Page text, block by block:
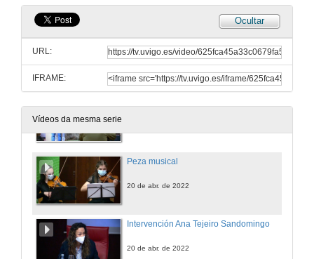
Ocultar
URL:
IFRAME:
Vídeos da mesma serie
20 de abr. de 2022
Foron galardoados seis traballos de investigación, transferencia e divulgación científica
Peza musical
20 de abr. de 2022
Intervención Ana Tejeiro Sandomingo
20 de abr. de 2022